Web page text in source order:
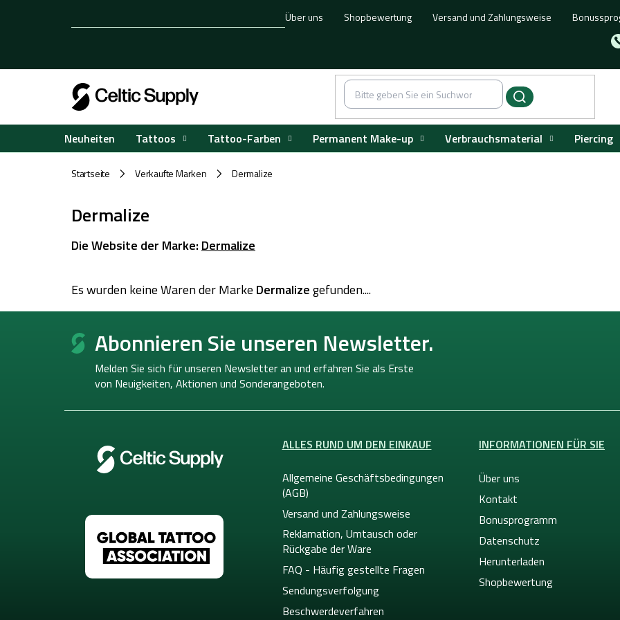
Über uns Shopbewertung Versand und Zahlungsweise
Neuheiten Tattoos Tattoo-Farben Permanent Make-up Verbrauchsmaterial Piercing
Startseite / Verkaufte Marken / Dermalize
Dermalize
Die Website der Marke: Dermalize
Es wurden keine Waren der Marke Dermalizegefunden....
F
Abonnieren Sie unseren Newsletter.
Melden Sie sich für unseren Newsletter an und erfahren Sie als Erste
von Neuigkeiten, Aktionen und Sonderangeboten.
ALLES RUND UM DEN EINKAUF
Allgemeine Geschäftsbedingungen
(AGB)
Versand und Zahlungsweise
Reklamation, Umtausch oder
Rückgabe der Ware
FAQ - Häufig gestellte Fragen
Sendungsverfolgung
Beschwerdeverfahren
INFORMATIONEN FÜR SIE
Über uns
Kontakt
Bonusprogramm
Datenschutz
Herunterladen
Shopbewertung